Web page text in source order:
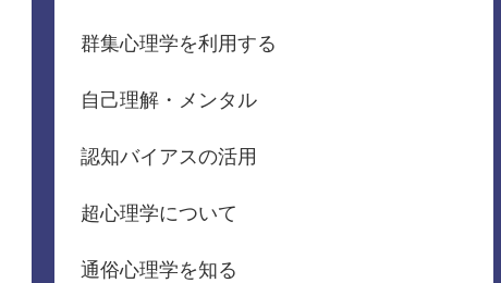
群集心理学を利用する
自己理解・メンタル
認知バイアスの活用
超心理学について
通俗心理学を知る